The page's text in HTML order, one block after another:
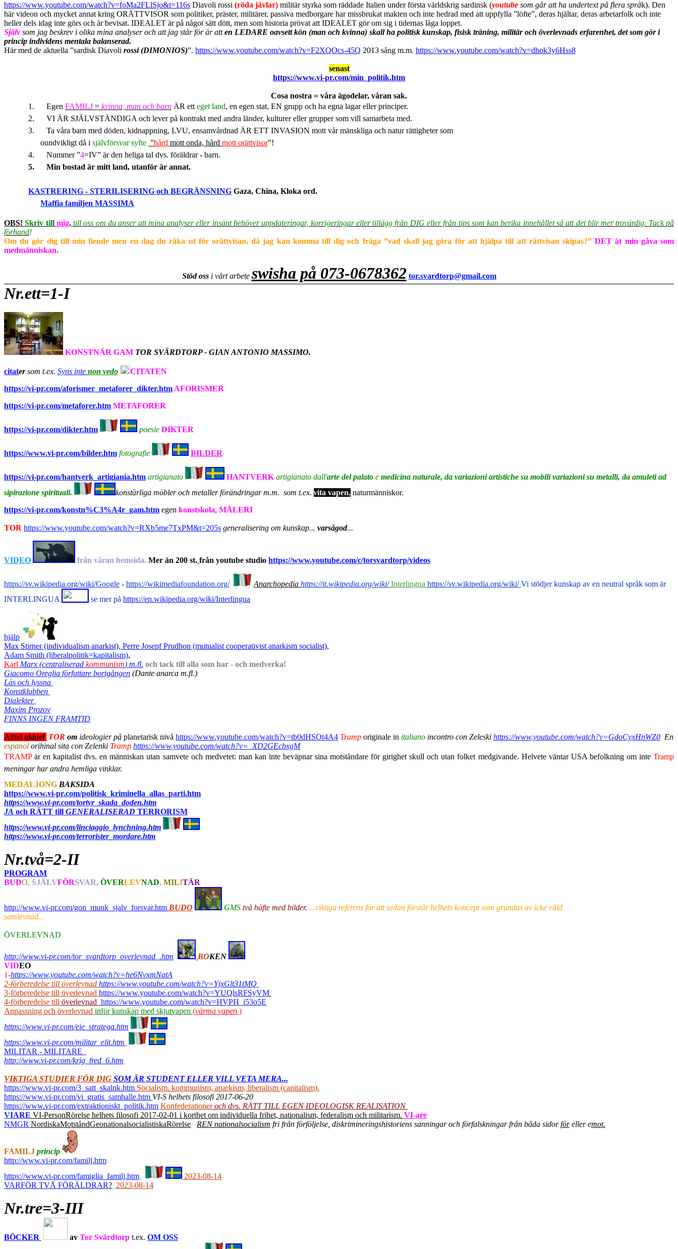
https://www.youtube.com/watch?v=foMa2FLlSjo&t=116s Diavoli rossi (röda jävlar) militär styrka som räddade Italien under första världskrig sardinsk (youtube som går att ha undertext på flera språk). Den
här videon och mycket annat kring ORÄTTVISOR som politiker, präster, militärer, passiva medborgare har missbrukat makten och inte hedrad med att uppfylla ”löfte”, deras hjältar, deras arbetarfolk och inte
heller dels idag inte görs och är bevisat. IDEALET är på något sätt dött, men som historia prövat att IDEALET gör om sig i tidernas låga loppet.
Självsom jag beskrev i olika mina analyser och att jag står för är atten LEDARE oavsett kön (man och kvinna) skall ha politisk kunskap, fisisk träning, militär och överlevnads erfarenhet, det som gör i
princip individens mentala balanserad.
Här med de aktuella ”sardisk Diavoli rossi (DIMONIOS)”. https://www.youtube.com/watch?v=F2XQOcs-45Q 2013 sång m.m. https://www.youtube.com/watch?v=dhok3y6Hss8
senast
https://www.vi-pr.com/min_politik.htm
Cosa nostra = våra ägodelar, våran sak.
1.
Egen FAMILJ = kvinna, man och barn ÄR ett eget land, en egen stat, EN grupp och ha egna lagar eller principer.
2.
VI ÄR SJÄLVSTÄNDIGA och lever på kontrakt med andra länder, kulturer eller grupper som vill samarbeta med.
3. Ta våra barn med döden, kidnappning, LVU, ensamvårdnad ÄR ETT INVASION mott vår mänskliga och natur rättigheter som
oundvikligt då i självförsvar syfte ”hård mott onda, hård mott orättvisor”!
4.
Nummer ”4=IV” är den heliga tal dvs. föräldrar - barn.
5.
Min bostad är mitt land, utanför är annat.
KASTRERING - STERILISERING och BEGRÄNSNING Gaza, China, Kloka ord.
Maffia familjen MASSIMA
OBS!Skriv till mig,till oss om du anser att mina analyser eller insänt behöver uppdateringar, korrigeringar eller tillägg från DIG eller från tips som kan berika innehållet så att det blir mer trovärdig. Tack på
förhand!
Om du gör dig till min fiende men en dag du råka ut för orättvisan, då jag kan komma till dig och fråga ”vad skall jag göra för att hjälpa till att rättvisan skipas?”DET ät min gåva som
medmänniskan.
Stöd ossi vårt arbete swisha på 073-0678362 tor.svardtorp@gmail.com
Nr.ett=1-I
KONSTNÄR GAM TOR SVÄRDTORP - GIAN ANTONIO MASSIMO.
citatersom t.ex. Syns inte non vedo
CITATEN
https://vi-pr.com/aforismer_metaforer_dikter.htm AFORISMER
https://vi-pr.com/metaforer.htm METAFORER
https://vi-pr.com/dikter.htm poesie DIKTER
https://www.vi-pr.com/bilder.htm fotografie BILDER
https://vi-pr.com/hantverk_artigiania.htm artigianato HANTVERK artigianato dall'arte del palato e medicina naturale, da variazioni artistiche su mobilivariazioni su metalli, da amuleti ad
sipirazione spirituali.
konstärliga möbler och metaller förändringar m.m. som t.ex. vita vapen, naturmänniskor.
https://vi-pr.com/konstn%C3%A4r_gam.htm egen konstskola, MÅLERI
TOR https://www.youtube.com/watch?v=RXb5me7TxPM&t=205s generalisering om kunskap... varsågod...
VIDEO från våran hemsida. Mer än 200 st. från youtube studio https://www.youtube.com/c/torsvardtorp/videos
https://sv.wikipedia.org/wiki/Google - https://wikimediafoundation.org/ Anarchopedia https://it.wikipedia.org/wiki/Interlingua https://sv.wikipedia.org/wiki/Vi stödjer kunskap av en neutral språk som är
INTERLINGUA
se mer på https://en.wikipedia.org/wiki/Interlingua
hjälp
Max Stirner (individualism anarkist), Perre Josepf Prudhon (mutualist cooperativist anarkism socialist),
Adam Smith (liberalpolitik=kapitalism),
Karl Marx (centraliserad kommunism) m.fl. och tack till alla som har - och medverka!
Giacomo Oreglia författare bortgången (Dante anarca m.fl.)
Läs och lyssna
Konstklubben
Dialekter
Maxim Prozov
FINNS INGEN FRAMTID
Alltid aktuel TOR om ideologier på planetarisk nivå https://www.youtube.com/watch?v=tb0dHSOt4A4 Tramp originale in italiano incontro con Zeleski https://www.youtube.com/watch?v=GdoCyxHnWZ0 En
espanol orihinal sita con Zelenki Tramp https://www.youtube.com/watch?v=_XD2GEcbxgM
TRAMPär en kapitalist dvs. en människan utan samvete och medvetet: man kan inte beväpnar sina motståndare för girighet skull och utan folket medgivande. Helvete väntar USA befolkning om inteTramp
meningar har andra hemliga vinklar.
MEDALJONG BAKSIDA
https://www.vi-pr.com/politisk_kriminella_allas_parti.htm
https://www.vi-pr.com/tortyr_skada_doden.htm
JA och RÄTT till GENERALISERAD TERRORISM
https://www.vi-pr.com/linciaggio_lynchning.htm
https://www.vi-pr.com/terrorister_mordare.htm
Nr.två=2-II
PROGRAM
BUDO, SJÄLVFÖRSVAR, ÖVERLEVNAD, MILITÄR
http://www.vi-pr.com/gon_munk_sjalv_forsvar.htm BUDO GMS två häfte med bilder. ...viktiga referens för att sedan förstår helhets koncept som grundas av icke våld
samlevnad...
ÖVERLEVNAD
http://www.vi-pr.com/tor_svardtorp_overlevnad_.htm BOKEN
VIDEO
1-https://www.youtube.com/watch?v=he6NvxmNatA
2-förberedelse till överlevnad https://www.youtube.com/watch?v=YjxGlt31tMQ
3-förberedelse till överlevnad https://www.youtube.com/watch?v=YUQlsRFSyVM
4-förberedelse till överlevnad https://www.youtube.com/watch?v=HVPH_i53o5E
Anpassning och överlevnad inför kunskap med skjutvapen (värma vapen )
https://www.vi-pr.com/eie_stratega.htm
https://www.vi-pr.com/militar_elit.htm
MILITAR - MILITARE
http://www.vi-pr.com/krig_fred_6.htm
VIKTIGA STUDIER FÖR DIG SOM ÄR STUDENT ELLER VILL VETA MERA...
https://www.vi-pr.com/3_satt_skalnk.htm Socialism. kommunism, anarkism, liberalism (capitalism).
https://www.vi-pr.com/vi_gratis_samhalle.htm VI-S helhets filosofi 2017-06-20
https://www.vi-pr.com/extraktioniskt_politik.htm Konfederationeroch dvs. RÄTT TILL EGEN IDEOLOGISK REALISATION
VIARE VI-PersonRörelse helhets filosofi 2017-02-01 i korthet om individuella frihet, nationalism, federalism och militarism. VI-are
NMGR NordiskaMotståndGeonationalsocialistiskaRörelse REN nationalsocialism fri från förföljelse, diskrimineringshistoriens sanningar och förfalskningar från båda sidorföreller emot.
FAMILJ princip
http://www.vi-pr.com/familj.htm
https://www.vi-pr.com/famiglia_familj.htm
2023-08-14
VARFÖR TVÅ FÖRÄLDRAR? 2023-08-14
Nr.tre=3-III
BÖCKER av Tor Svärdtorp t.ex. OM OSS